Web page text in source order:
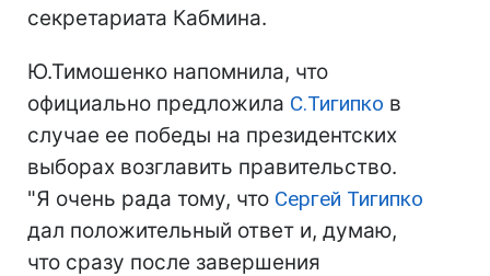
секретариата Кабмина.
Ю.Тимошенко напомнила, что
официально предложила С.Тигипко в
случае ее победы на президентских
выборах возглавить правительство.
"Я очень рада тому, что Сергей Тигипко
дал положительный ответ и, думаю,
что сразу после завершения